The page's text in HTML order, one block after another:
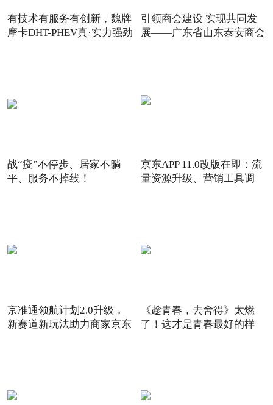
有技术有服务有创新，魏牌
摩卡DHT-PHEV真·实力强劲
引领商会建设 实现共同发
展——广东省山东泰安商会
战“疫”不停步、居家不躺
平、服务不掉线！
京东APP 11.0改版在即：流
量资源升级、营销工具调
京准通领航计划2.0升级，
新赛道新玩法助力商家京东
《趁青春，去舍得》太燃
了！这才是青春最好的样